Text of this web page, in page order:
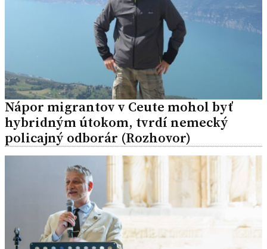
Nápor migrantov v Ceute mohol byť
hybridným útokom, tvrdí nemecký
policajný odborár (Rozhovor)